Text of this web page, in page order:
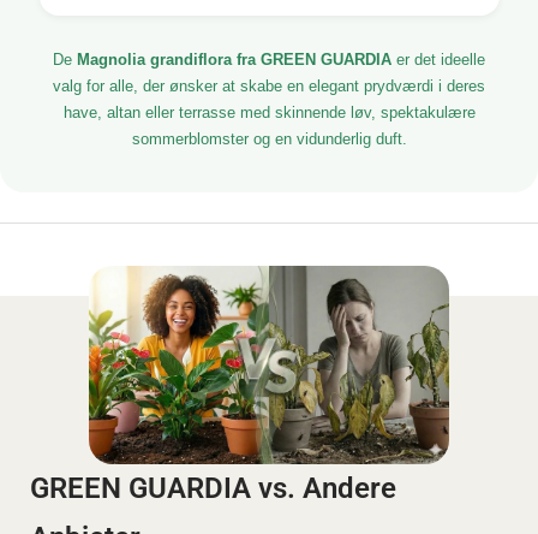
De Magnolia grandiflora fra GREEN GUARDIA er det ideelle
valg for alle, der ønsker at skabe en elegant prydværdi i deres
have, altan eller terrasse med skinnende løv, spektakulære
sommerblomster og en vidunderlig duft.
GREEN GUARDIA vs. Andere